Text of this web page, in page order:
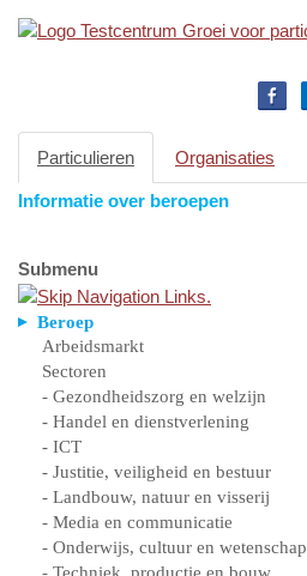
Particulieren Organisaties
Informatie over beroepen
Submenu
Beroep
Arbeidsmarkt
Sectoren
- Gezondheidszorg en welzijn
- Handel en dienstverlening
- ICT
- Justitie, veiligheid en bestuur
- Landbouw, natuur en visserij
- Media en communicatie
- Onderwijs, cultuur en wetenschap
- Techniek, productie en bouw